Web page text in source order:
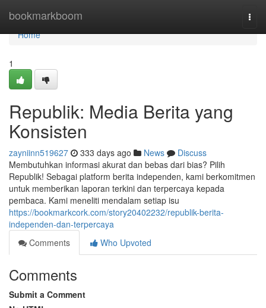
bookmarkboom
Home
Home
1
Republik: Media Berita yang
Konsisten
zayniinn519627 333 days ago News
Discuss
Membutuhkan informasi akurat dan bebas dari bias? Pilih
Republik! Sebagai platform berita independen, kami berkomitmen
untuk memberikan laporan terkini dan terpercaya kepada
pembaca. Kami meneliti mendalam setiap isu
https://bookmarkcork.com/story20402232/republik-berita-
independen-dan-terpercaya
Comments
Who Upvoted
Comments
Submit a Comment